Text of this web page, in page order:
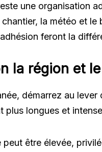
une organisation
la météo et le
feront la
la région et
démarrez au
longues et
peut être élevée,